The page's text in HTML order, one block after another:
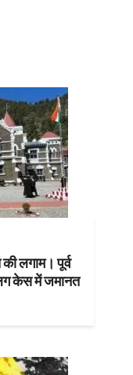
लगाम। पूर्व
केस में जमानत